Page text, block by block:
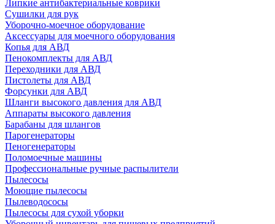
Липкие антибактериальные коврики
Сушилки для рук
Уборочно-моечное оборудование
Аксессуары для моечного оборудования
Копья для АВД
Пенокомплекты для АВД
Переходники для АВД
Пистолеты для АВД
Форсунки для АВД
Шланги высокого давления для АВД
Аппараты высокого давления
Барабаны для шлангов
Парогенераторы
Пеногенераторы
Поломоечные машины
Профессиональные ручные распылители
Пылесосы
Моющие пылесосы
Пылеводососы
Пылесосы для сухой уборки